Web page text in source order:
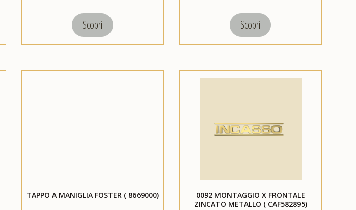
Scopri Scopri
TAPPO A MANIGLIA FOSTER ( 8669000)
0092 MONTAGGIO X FRONTALE
ZINCATO METALLO ( CAF582895)